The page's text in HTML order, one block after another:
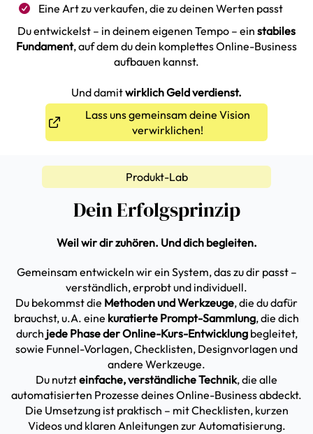
Eine Art zu verkaufen, die zu deinen Werten passt
Du entwickelst – in deinem eigenen Tempo – ein stabiles
Fundament, auf dem du dein komplettes Online-Business
aufbauen kannst.
Und damitwirklich Geld verdienst.
Lass uns gemeinsam deine Vision
verwirklichen!
Produkt-Lab
Dein Erfolgsprinzip
Weil wir dir zuhören. Und dich begleiten.
Gemeinsam entwickeln wir ein System, das zu dir passt –
verständlich, erprobt und individuell.
Du bekommst die Methoden und Werkzeuge, die du dafür
brauchst, u.A. eine kuratierte Prompt-Sammlung, die dich
durch jede Phase der Online-Kurs-Entwicklungbegleitet,
sowie Funnel-Vorlagen, Checklisten, Designvorlagen und
andere Werkzeuge.
Du nutzteinfache, verständliche Technik, die alle
automatisierten Prozesse deines Online-Business abdeckt.
Die Umsetzung ist praktisch – mit Checklisten, kurzen
Videos und klaren Anleitungen zur Automatisierung.